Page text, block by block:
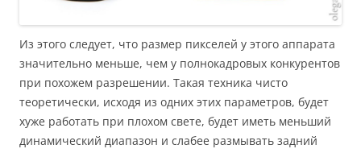
Из этого следует, что размер пикселей у этого аппарата
значительно меньше, чем у полнокадровых конкурентов
при похожем разрешении. Такая техника чисто
теоретически, исходя из одних этих параметров, будет
хуже работать при плохом свете, будет иметь меньший
динамический диапазон и слабее размывать задний